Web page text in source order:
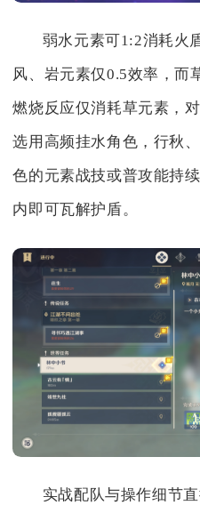
弱水元素可1:2消耗火
风、岩元素仅0.5效率，而
燃烧反应仅消耗草元素，
选用高频挂水角色，行秋
色的元素战技或普攻能持
内即可瓦解护盾。
实战配队与操作细节